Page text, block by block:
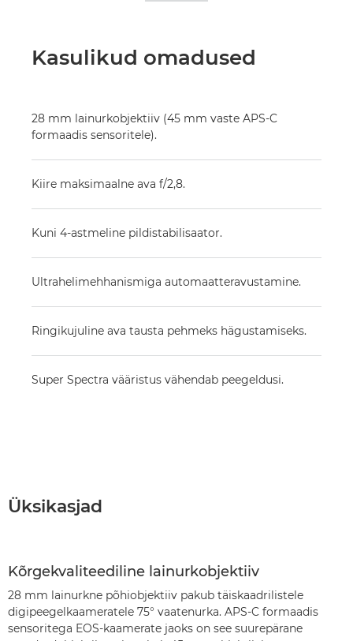
Kasulikud omadused
28 mm lainurkobjektiiv (45 mm vaste APS-C
formaadis sensoritele).
Kiire maksimaalne ava f/2,8.
Kuni 4-astmeline pildistabilisaator.
Ultrahelimehhanismiga automaatteravustamine.
Ringikujuline ava tausta pehmeks hägustamiseks.
Super Spectra vääristus vähendab peegeldusi.
Üksikasjad
Kõrgekvaliteediline lainurkobjektiiv
28 mm lainurkne põhiobjektiiv pakub täiskaadrilistele
digipeegelkaameratele 75° vaatenurka. APS-C formaadis
sensoritega EOS-kaamerate jaoks on see suurepärane